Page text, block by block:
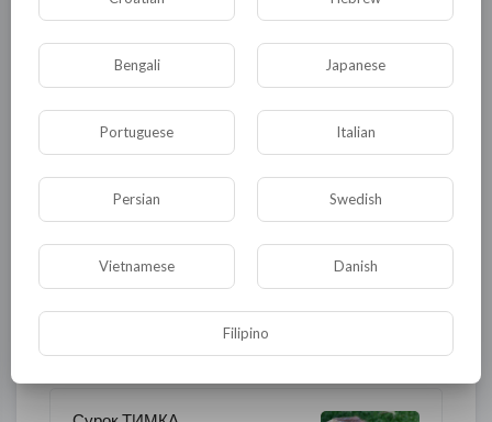
Медицина Юмор Наука и образование
Религия Экология
Технологии Другая
ХАРАКИРИ по- украински...
Bengali Japanese
Portuguese Italian
Persian Swedish
Vietnamese Danish
Filipino